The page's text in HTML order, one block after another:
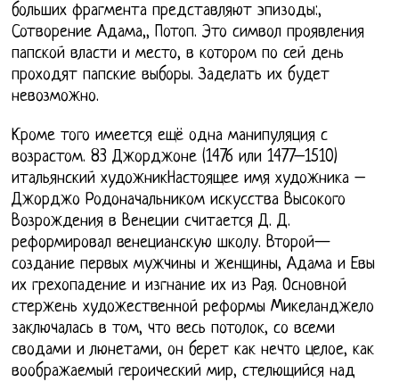
больших фрагмента представляют эпизоды:,
Сотворение Адама,, Потоп. Это символ проявления
папской власти и место, в котором по сей день
проходят папские выборы. Заделать их будет
невозможно.
Кроме того имеется ещё одна манипуляция с
возрастом. 83 Джорджоне (1476 или 1477–1510)
итальянский художникНастоящее имя художника –
Джорджо Родоначальником искусства Высокого
Возрождения в Венеции считается Д. Д.
реформировал венецианскую школу. Второй—
создание первых мужчины и женщины, Адама и Евы
их грехопадение и изгнание их из Рая. Основной
стержень художественной реформы Микеланджело
заключалась в том, что весь потолок, со всеми
сводами и люнетами, он берет как нечто целое, как
воображаемый героический мир, стелющийся над